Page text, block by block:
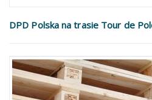
DPD Polska na trasie Tour de